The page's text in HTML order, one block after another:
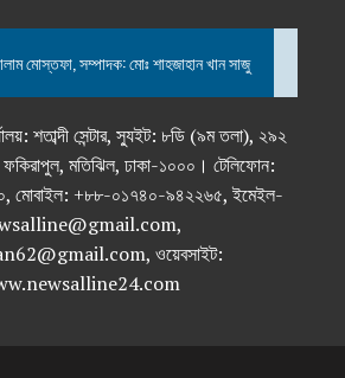
মোস্তফা, সম্পাদক: মোঃ শাহজাহান খান সাজু
শতাব্দী সেন্টার, স্যুইট: ৮ডি (৯ম তলা), ২৯২
ফকিরাপুল, মতিঝিল, ঢাকা-১০০০। টেলিফোন:
মোবাইল: +৮৮-০১৭৪০-৯৪২২৬৫, ইমেইল-
ওয়েবসাইট: